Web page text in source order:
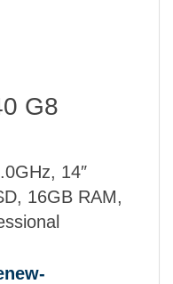
G8
14″
16GB RAM,